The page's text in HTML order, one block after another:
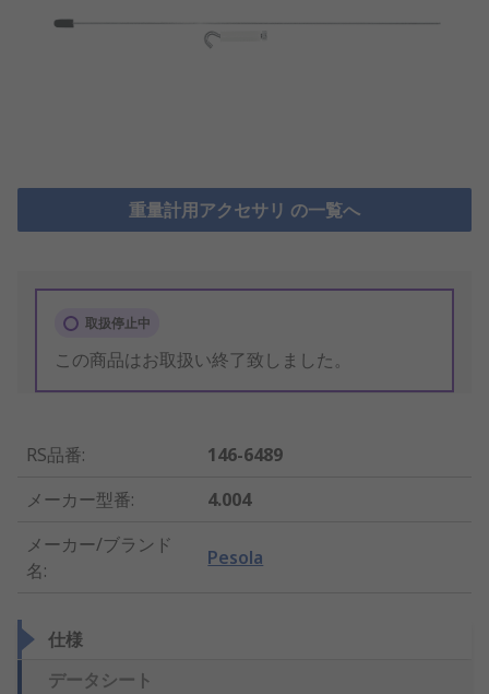
重量計用アクセサリ の一覧へ
取扱停止中
この商品はお取扱い終了致しました。
RS品番:
146-6489
メーカー型番:
4.004
メーカー/ブランド
名:
Pesola
仕様
データシート